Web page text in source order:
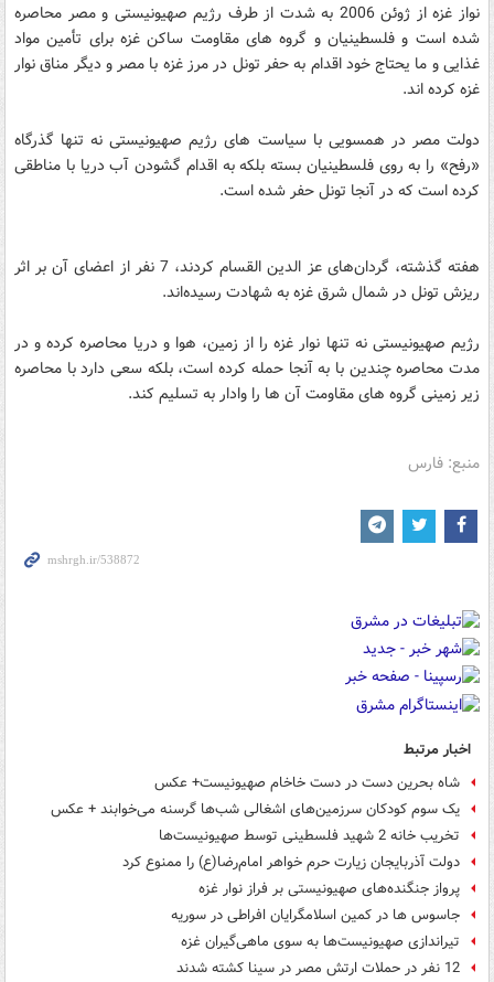
نواز غزه از ژوئن 2006 به شدت از طرف رژیم صهیونیستی و مصر محاصره
شده است و فلسطینیان و گروه های مقاومت ساکن غزه برای تأمین مواد
غذایی و ما یحتاج خود اقدام به حفر تونل در مرز غزه با مصر و دیگر مناق نوار
غزه کرده اند.
دولت مصر در همسویی با سیاست های رژیم صهیونیستی نه تنها گذرگاه
«رفح» را به روی فلسطینیان بسته بلکه به اقدام گشودن آب دریا با مناطقی
کرده است که در آنجا تونل حفر شده است.
هفته گذشته، گردان‌های عز الدین القسام کردند، 7 نفر از اعضای آن بر اثر
ریزش تونل در شمال شرق غزه به شهادت رسیده‌اند.
رژیم صهیونیستی نه تنها نوار غزه را از زمین، هوا و دریا محاصره کرده و در
مدت محاصره چندین با به آنجا حمله کرده است، بلکه سعی دارد با محاصره
زیر زمینی گروه های مقاومت آن ها را وادار به تسلیم کند.
منبع: فارس
اخبار مرتبط
شاه بحرین دست در دست خاخام صهیونیست+ عکس
یک‌ سوم کودکان سرزمین‌های اشغالی شب‌ها گرسنه می‌خوابند + عکس
تخریب خانه 2 شهید فلسطینی توسط صهیونیست‌ها
دولت آذربایجان زیارت حرم خواهر امام‌رضا(ع) را ممنوع کرد
پرواز‌ جنگنده‌های صهیونیستی بر فراز نوار غزه
جاسوس ها در کمین اسلامگرایان افراطی در سوریه
تیراندازی صهیونیست‌ها به سوی ماهی‌گیران غزه
12 نفر در حملات ارتش مصر در سینا کشته شدند